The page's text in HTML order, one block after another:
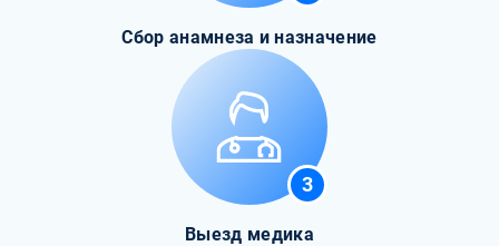
Сбор анамнеза и назначение
3
Выезд медика